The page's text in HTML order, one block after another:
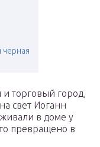
черная
торговый город,
свет Иоганн
в доме у
превращено в